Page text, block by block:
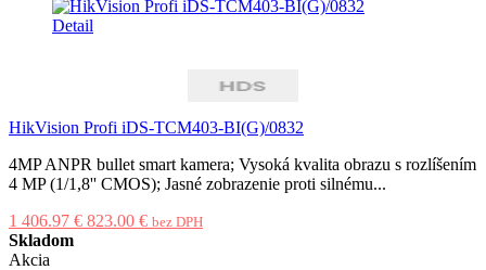
Detail
HikVision Profi iDS-TCM403-BI(G)/0832
4MP ANPR bullet smart kamera; Vysoká kvalita obrazu s rozlíšením
4 MP (1/1,8'' CMOS); Jasné zobrazenie proti silnému...
1 406.97 € 823.00 € bez DPH
Skladom
Akcia